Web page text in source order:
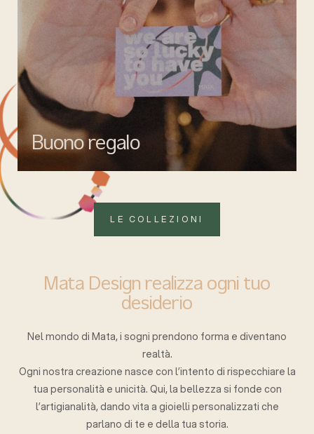
Buono regalo
Quando vuoi fare un regalo firmato Mata gioielli, ma lasciare la
libertà di scegliere ciò che più rappresenta.
LE COLLEZIONI
Mata Design realizza ogni tuo
desiderio
Nel mondo di Mata, i sogni prendono forma e diventano
realtà.
Ogni nostra creazione nasce con l’intento di rispecchiare la
tua personalità e unicità. Qui, la bellezza si fonde con
l’artigianalità, dando vita a gioielli personalizzati che
parlano di te e della tua storia.